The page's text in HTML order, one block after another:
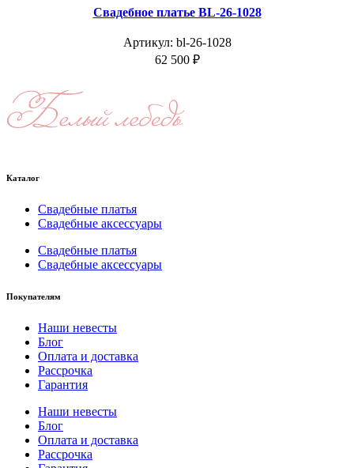
Свадебное платье BL-26-1028
Артикул: bl-26-1028
62 500 ₽
Каталог
Свадебные платья
Свадебные аксессуары
Свадебные платья
Свадебные аксессуары
Покупателям
Наши невесты
Блог
Оплата и доставка
Рассрочка
Гарантия
Наши невесты
Блог
Оплата и доставка
Рассрочка